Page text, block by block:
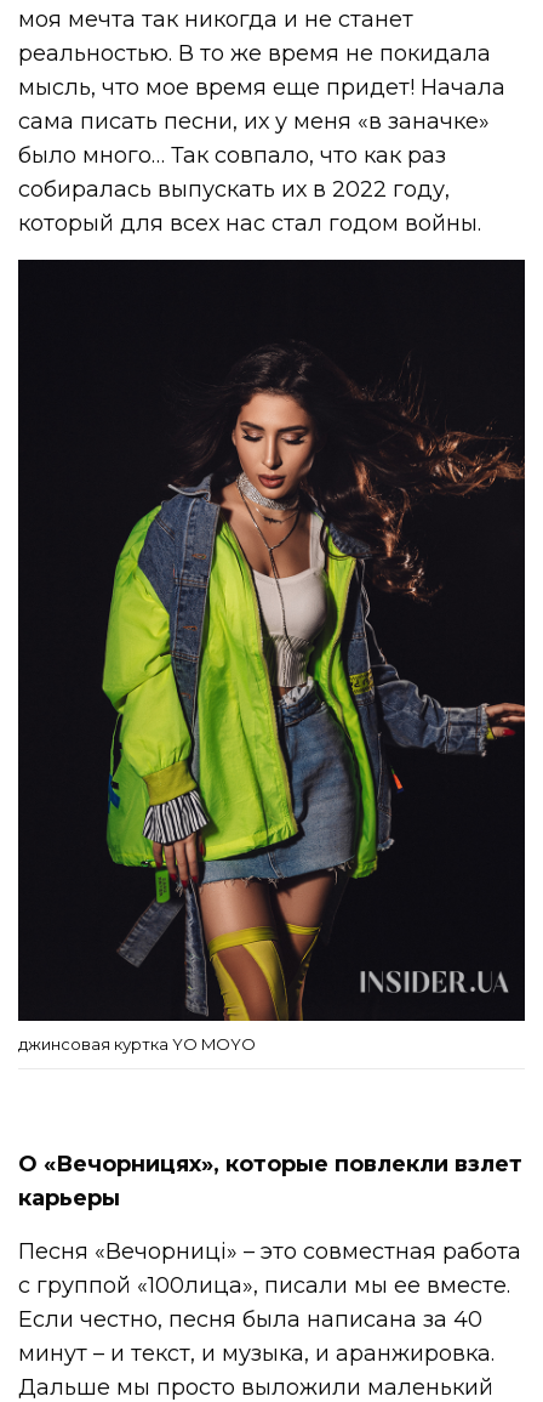
моя мечта так никогда и не станет
реальностью. В то же время не покидала
мысль, что мое время еще придет! Начала
сама писать песни, их у меня «в заначке»
было много… Так совпало, что как раз
собиралась выпускать их в 2022 году,
который для всех нас стал годом войны.
джинсовая куртка YO MOYO
О «Вечорницях», которые повлекли взлет
карьеры
Песня «Вечорниці» – это совместная работа
с группой «100лица», писали мы ее вместе.
Если честно, песня была написана за 40
минут – и текст, и музыка, и аранжировка.
Дальше мы просто выложили маленький